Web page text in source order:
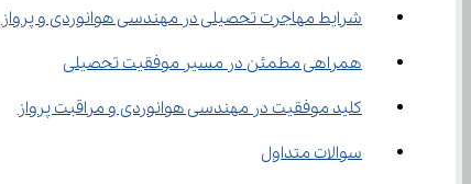
شرایط مهاجرت تحصیلی در مهندسی هوانوردی و پرواز
همراهی مطمئن در مسیر موفقیت تحصیلی
کلید موفقیت در مهندسی هوانوردی و مراقبت پرواز
سوالات متداول